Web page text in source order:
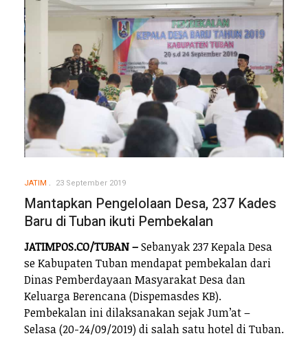
JATIM 23 September 2019
Mantapkan Pengelolaan Desa, 237 Kades
Baru di Tuban ikuti Pembekalan
JATIMPOS.CO/TUBAN –Sebanyak 237 Kepala Desa
se Kabupaten Tuban mendapat pembekalan dari
Dinas Pemberdayaan Masyarakat Desa dan
Keluarga Berencana (Dispemasdes KB).
Pembekalan ini dilaksanakan sejak Jum’at –
Selasa (20-24/09/2019) di salah satu hotel di Tuban.